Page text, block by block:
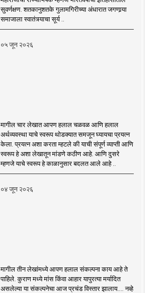
सुवर्णक्षण. शतकानुशतके गुलामगिरीच्या अंधारात जगणार्‍या
समाजाला स्वातंत्र्याचा सूर्य ..
०५ जून २०२६
मागील चार लेखात आपण हलाल चळवळ आणि हलाल
अर्थव्यवस्था याचे स्वरूप थोडक्यात समजून घ्यायचा प्रयत्न
केला. प्रयत्न अशा करता म्हटले की याची संपूर्ण व्याप्ती आणि
स्वरूप हे अशा लेखातून मांडणे कठीण आहे. आणि दुसरे
म्हणजे याचे स्वरूप हे काळानुसार बदलत आले आहे ..
०४ जून २०२६
मागील तीन लेखांमध्ये आपण हलाल संकल्पना काय आहे ते
पाहिले. कुराण मध्ये मांस किंवा आहार यापुरत्या मर्यादित
असलेल्या या संकल्पनेचा आज प्रचंड विस्तार झालाय.... नव्हे